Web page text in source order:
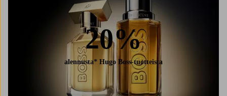
20%
alennusta* Hugo Boss-tuotteista